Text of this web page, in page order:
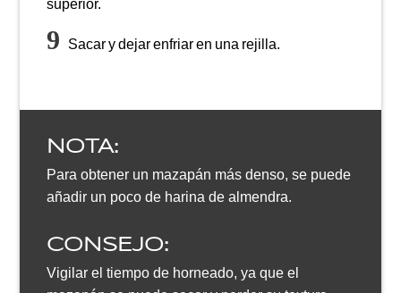
superior.
Sacar y dejar enfriar en una rejilla.
NOTA:
Para obtener un mazapán más denso, se puede
añadir un poco de harina de almendra.
CONSEJO:
Vigilar el tiempo de horneado, ya que el